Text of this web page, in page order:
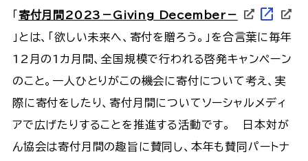
「 寄付月間2023－Giving December－ open_in_new
」とは、「欲しい未来へ、寄付を贈ろう。」を合言葉に毎年
12月の1カ月間、全国規模で行われる啓発キャンペーン
のこと。一人ひとりがこの機会に寄付について考え、実
際に寄付をしたり、寄付月間についてソーシャルメディ
アで広げたりすることを推進する活動です。 日本対が
ん協会は寄付月間の趣旨に賛同し、本年も賛同パートナ